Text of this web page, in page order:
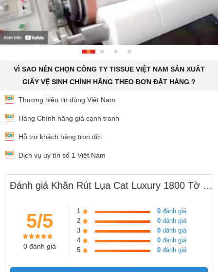
VÌ SAO NÊN CHỌN CÔNG TY TISSUE VIỆT NAM SẢN XUẤT
GIẤY VỆ SINH CHÍNH HÃNG THEO ĐƠN ĐẶT HÀNG ?
Thương hiệu tin dùng Việt Nam
Hàng Chính hãng giá cạnh tranh
Hỗ trợ khách hàng trọn đời
Dịch vụ uy tín số 1 Việt Nam
Đánh giá Khăn Rút Lụa Cat Luxury 1800 Tờ Siêu Tiết Kiệm
5/5
0 đánh giá
1 0 đánh giá
2
0 đánh giá
3
0 đánh giá
4
0 đánh giá
5
0 đánh giá